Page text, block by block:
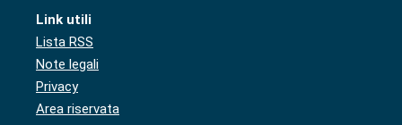
Link utili
Lista RSS
Note legali
Privacy
Area riservata